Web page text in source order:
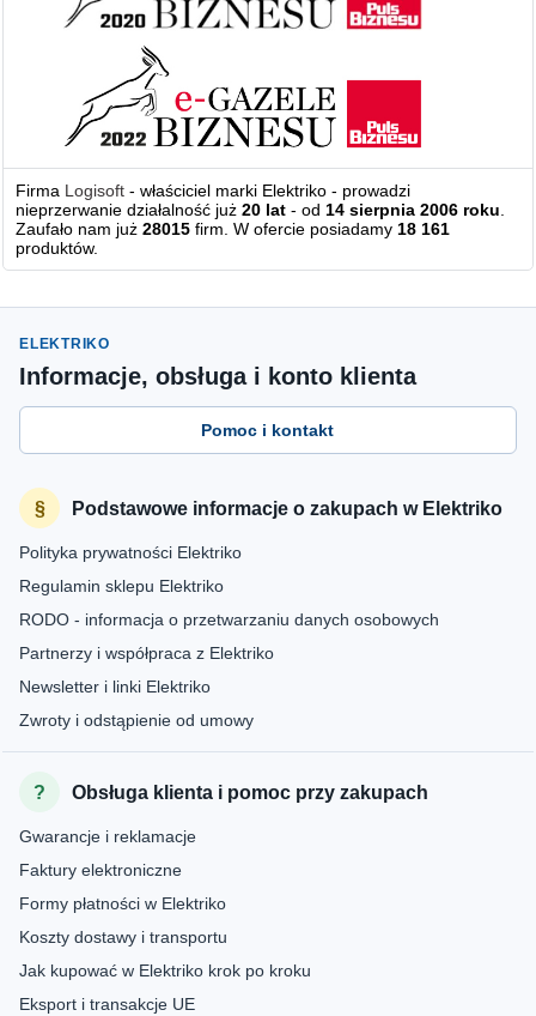
Firma Logisoft - właściciel marki Elektriko - prowadzi
nieprzerwanie działalność już20 lat - od14 sierpnia 2006 roku.
Zaufało nam już28015 firm. W ofercie posiadamy18 161
produktów.
ELEKTRIKO
Informacje, obsługa i konto klienta
Pomoc i kontakt
Podstawowe informacje o zakupach w Elektriko
Polityka prywatności Elektriko
Regulamin sklepu Elektriko
RODO - informacja o przetwarzaniu danych osobowych
Partnerzy i współpraca z Elektriko
Newsletter i linki Elektriko
Zwroty i odstąpienie od umowy
Obsługa klienta i pomoc przy zakupach
Gwarancje i reklamacje
Faktury elektroniczne
Formy płatności w Elektriko
Koszty dostawy i transportu
Jak kupować w Elektriko krok po kroku
Eksport i transakcje UE